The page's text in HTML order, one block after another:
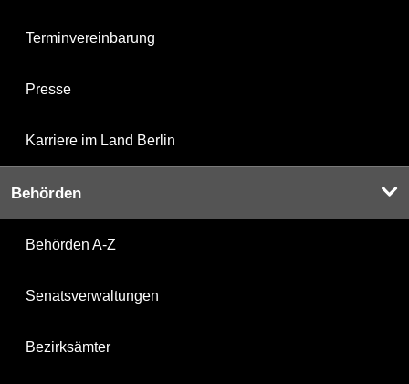
Terminvereinbarung
Presse
Karriere im Land Berlin
Behörden
Behörden A-Z
Senatsverwaltungen
Bezirksämter